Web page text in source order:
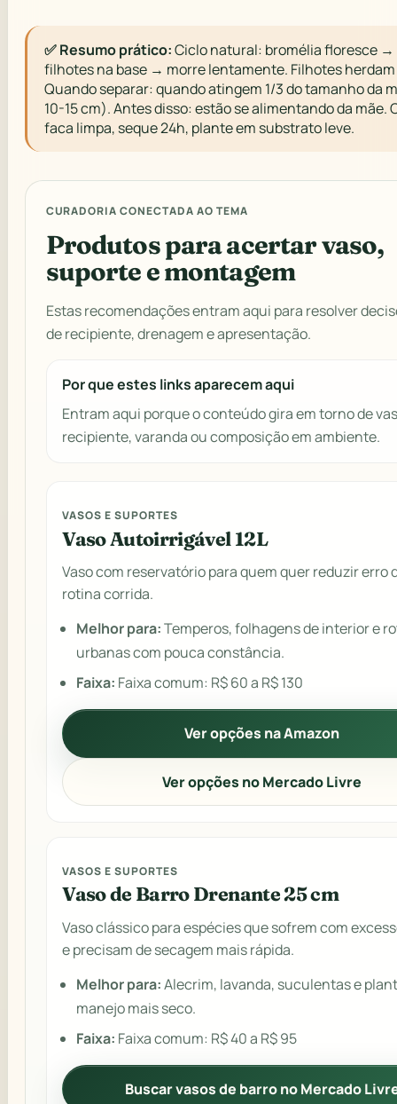
✅ Resumo prático:Ciclo natural: bromélia floresce →
filhotes na base → morre lentamente. Filhotes herdam
Quando separar: quando atingem 1/3 do tamanho da
10-15 cm). Antes disso: estão se alimentando da mãe.
faca limpa, seque 24h, plante em substrato leve.
CURADORIA CONECTADA AO TEMA
Produtos para acertar vaso,
suporte e montagem
Estas recomendações entram aqui para resolver
de recipiente, drenagem e apresentação.
Por que estes links aparecem aqui
Entram aqui porque o conteúdo gira em torno de
recipiente, varanda ou composição em ambiente.
VASOS E SUPORTES
Vaso Autoirrigável 12L
Vaso com reservatório para quem quer reduzir erro
rotina corrida.
Melhor para:Temperos, folhagens de interior e
urbanas com pouca constância.
Faixa: Faixa comum: R$ 60 a R$ 130
Ver opções na Amazon
Ver opções no Mercado Livre
VASOS E SUPORTES
Vaso de Barro Drenante 25 cm
Vaso clássico para espécies que sofrem com
e precisam de secagem mais rápida.
Melhor para:Alecrim, lavanda, suculentas e
manejo mais seco.
Faixa: Faixa comum: R$ 40 a R$ 95
Buscar vasos de barro no Mercado